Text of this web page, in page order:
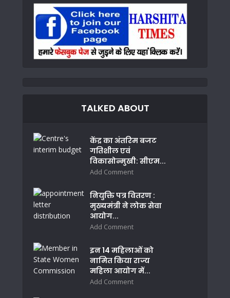
TALKED ABOUT
केंद्र का अंतरिम बजट
गतिशील एवं
विकासोन्मुखी: सीएम...
Add Comment
नियुक्ति पत्र वितरण :
मुख्यमंत्री ने लोक सेवा
आयोग...
Add Comment
इन 14 महिलाओं को
नामित किया राज्य
महिला आयोग में...
Add Comment